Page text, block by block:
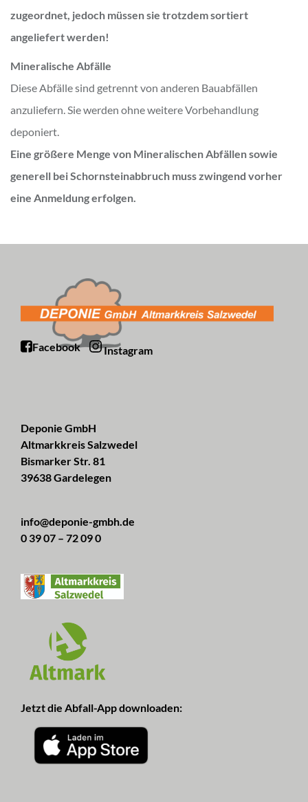
zugeordnet, jedoch müssen sie trotzdem sortiert
angeliefert werden!
Mineralische Abfälle
Diese Abfälle sind getrennt von anderen Bauabfällen
anzuliefern. Sie werden ohne weitere Vorbehandlung
deponiert.
Eine größere Menge von Mineralischen Abfällen sowie
generell bei Schornsteinabbruch muss zwingend vorher
eine Anmeldung erfolgen.
Facebook Instagram
Deponie GmbH
Altmarkkreis Salzwedel
Bismarker Str. 81
39638 Gardelegen
info@deponie-gmbh.de
0 39 07 – 72 09 0
Jetzt die Abfall-App downloaden: